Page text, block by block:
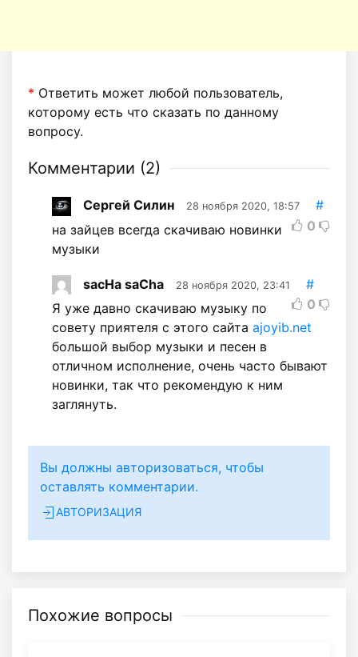
* Ответить может любой пользователь,
которому есть что сказать по данному
вопросу.
Комментарии (2)
Сергей Силин 28 ноября 2020, 18:57
#
0
на зайцев всегда скачиваю новинки
музыки
sacHa saCha 28 ноября 2020, 23:41
#
0
Я уже давно скачиваю музыку по
совету приятеля с этого сайта ajoyib.net
большой выбор музыки и песен в
отличном исполнение, очень часто бывают
новинки, так что рекомендую к ним
заглянуть.
Вы должны авторизоваться, чтобы
оставлять комментарии.
АВТОРИЗАЦИЯ
Похожие вопросы